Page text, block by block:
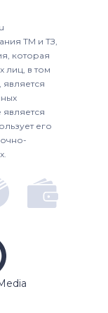
ТМ и ТЗ,
которая
лиц, в том
является
его